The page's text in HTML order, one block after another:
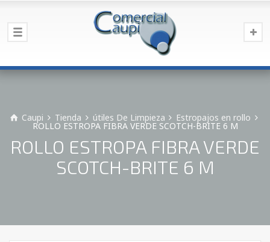
Caupi Tienda útiles De Limpieza Estropajos en rollo
ROLLO ESTROPA FIBRA VERDE SCOTCH-BRITE 6 M
ROLLO ESTROPA FIBRA VERDE
SCOTCH-BRITE 6 M